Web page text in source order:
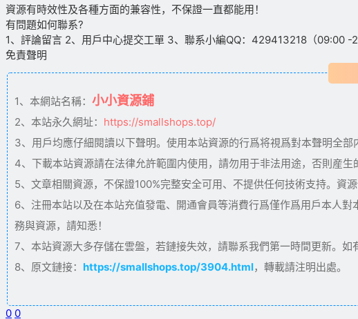
資源有時效性及各種方面的兼容性，不保證一直都能用！
有問題如何聯系?
1、評論留言 2、用戶中心提交工單 3、聯系小編QQ：429413218（09:00 -
免責聲明
1、本網站名稱： 小小資源鋪
2、本站永久網址： https://smallshops.top/
3、用戶均應仔細閱讀以下聲明。使用本站資源的行爲将視爲對本聲明全部
4、下載本站資源請在法律允許範圍内使用，請勿用于非法用途，否則産生
5、文章相關資源，不保證100%完整安全可用、不提供任何技術支持。資源
6、注冊本站以及在本站充值發電、開通會員等消費行爲僅作爲用戶本人
務與資源，請知悉！
7、本站資源大多存儲在雲盤，若鏈接失效，請聯系我們第一時間更新。如
8、原文鏈接： https://smallshops.top/3904.html，轉載請注明出處。
0 0